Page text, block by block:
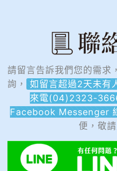
請留言告訴我們您的需求
詢，
如留言超過2天未有
來電(04)2323-
Facebook Messenger
便，敬請